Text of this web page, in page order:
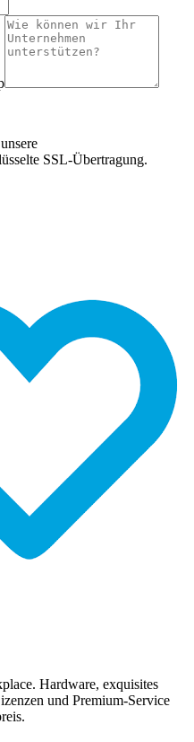
SSL-Übertragung.
Hardware, exquisites
und Premium-Service